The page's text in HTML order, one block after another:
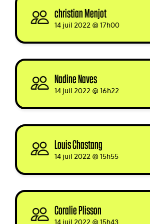
christian Menjot
14 juil 2022 @ 17h00
Nadine Naves
14 juil 2022 @ 16h22
Louis Chastang
14 juil 2022 @ 15h55
Coralie Plisson
14 juil 2022 @ 15h43